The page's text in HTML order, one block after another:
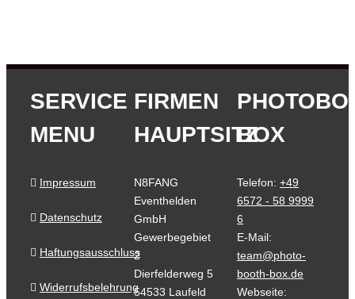
SERVICE
MENU
Impressum
Datenschutz
Haftungsausschluss
Widerrufsbelehrung
FIRMEN
HAUPTSITZ
N8FANG
Eventhelden
GmbH
Gewerbegebiet
2
Dierfelderweg 5
54533 Laufeld
BOX
Telefon: +49
6572 - 58 9999
6
E-Mail:
team@photo-
booth-box.de
Webseite: